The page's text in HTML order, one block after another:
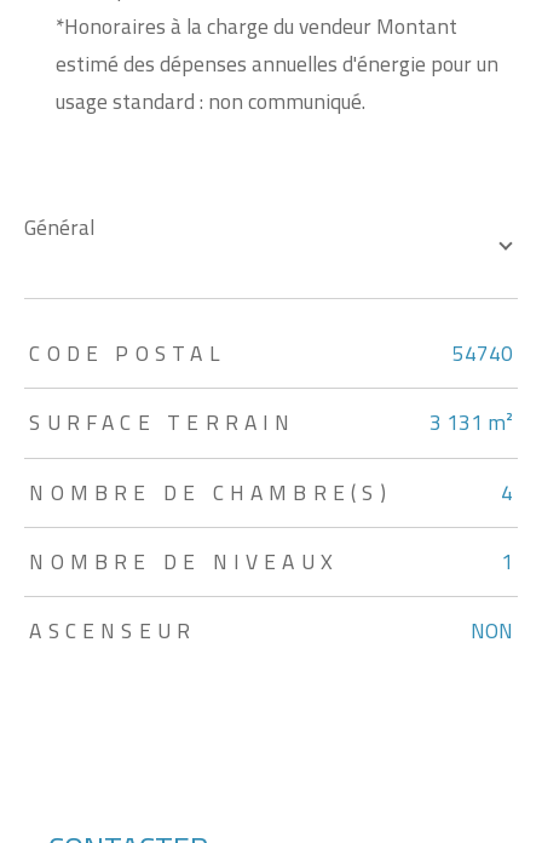
*Honoraires à la charge du vendeur Montant
estimé des dépenses annuelles d'énergie pour un
usage standard : non communiqué.
général
TRAD_ZEPHYR_Caracteristique TRAD_ZEPHYR_Valeurs
CODE POSTAL
54740
SURFACE TERRAIN
3 131 m²
NOMBRE DE CHAMBRE(S)
4
NOMBRE DE NIVEAUX
1
ASCENSEUR
NON